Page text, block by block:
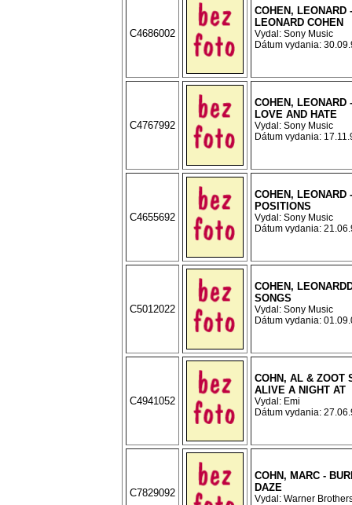
C4686002
COHEN, LEONARD
LEONARD COHEN
Vydal: Sony Music
Dátum vydania:
C4767992
COHEN, LEONARD
LOVE AND HATE
Vydal: Sony Music
Dátum vydania:
C4655692
COHEN, LEONARD
POSITIONS
Vydal: Sony Music
Dátum vydania:
C5012022
COHEN,
SONGS
Vydal: Sony Music
Dátum vydania:
C4941052
COHN, AL & ZOOT
ALIVE A NIGHT AT
Vydal: Emi
Dátum vydania:
C7829092
COHN, MARC -
DAZE
Vydal: Warner